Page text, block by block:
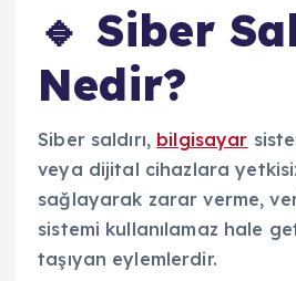
🔹 Siber
Nedir?
Siber saldırı, bilgisayar
veya dijital cihazlara
sağlayarak zarar verme,
sistemi kullanılamaz hale
taşıyan eylemlerdir.